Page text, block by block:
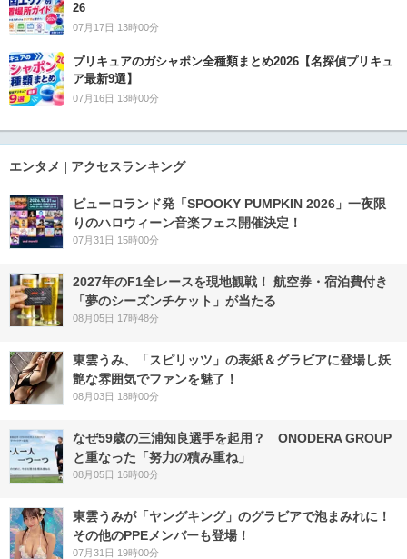
26
07月17日 13時00分
プリキュアのガシャポン全種類まとめ2026【名探偵プリキュ
ア最新9選】
07月16日 13時00分
エンタメ | アクセスランキング
ピューロランド発「SPOOKY PUMPKIN 2026」一夜限
りのハロウィーン音楽フェス開催決定！
07月31日 15時00分
2027年のF1全レースを現地観戦！ 航空券・宿泊費付き
「夢のシーズンチケット」が当たる
08月05日 17時48分
東雲うみ、「スピリッツ」の表紙＆グラビアに登場し妖
艶な雰囲気でファンを魅了！
08月03日 18時00分
なぜ59歳の三浦知良選手を起用？ ONODERA GROUP
と重なった「努力の積み重ね」
08月05日 16時00分
東雲うみが「ヤングキング」のグラビアで泡まみれに！
その他のPPEメンバーも登場！
07月31日 19時00分